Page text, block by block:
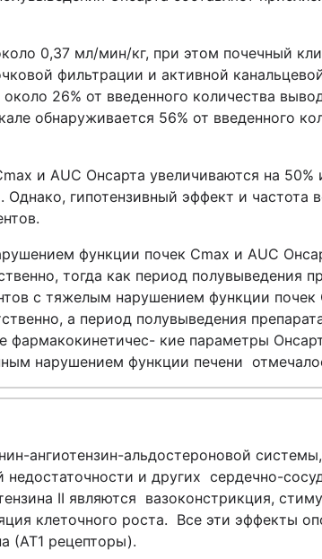
0,37 мл/мин/кг, при этом почечный
фильтрации и активной
26% от введенного количества
обнаруживается 56% от введенного
и AUC Онсарта увеличиваются на 50%
гипотензивный эффект и частота
функции почек Cmax и AUC
тогда как период полувыведения
с тяжелым нарушением функции почек
а период полувыведения
фармакокинетичес- кие параметры
нарушением функции печени
ангиотензин-альдостероновой
недостаточности и других сердечно-
II являются вазоконстрикция,
клеточного роста. Все эти эффекты
(АТ1 рецепторы).